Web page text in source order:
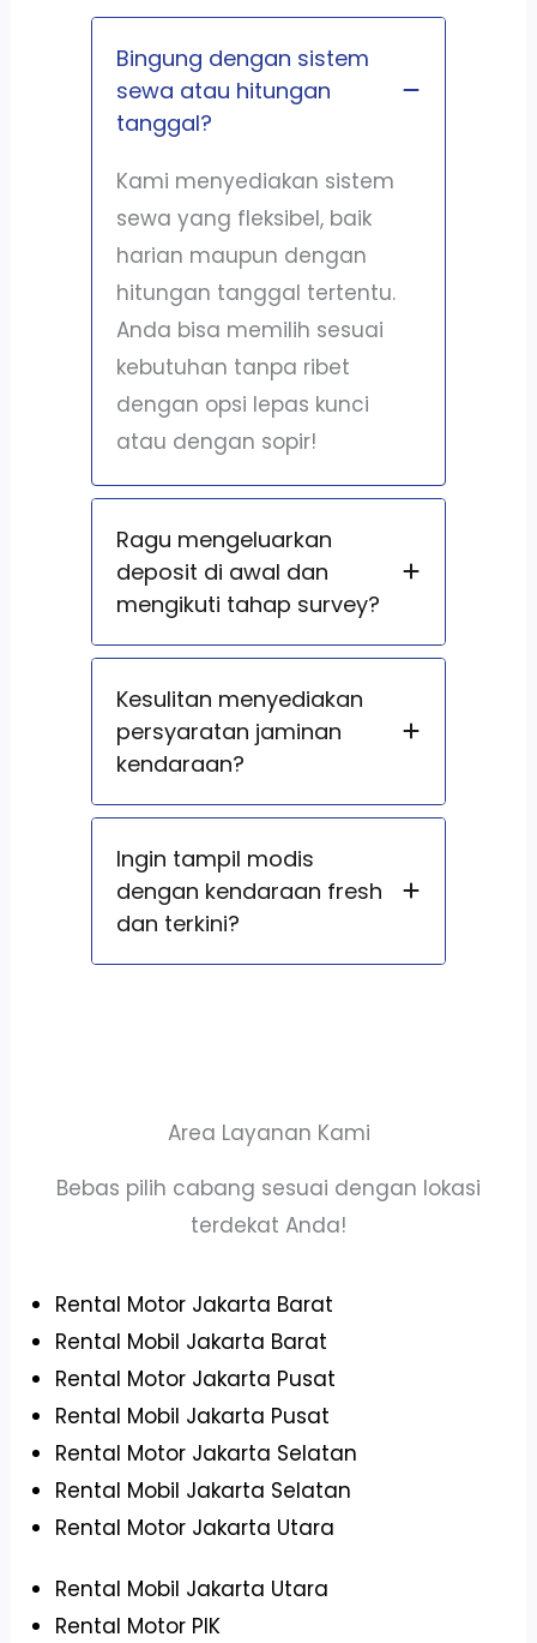
Bingung dengan sistem
sewa atau hitungan
tanggal?
Kami menyediakan sistem
sewa yang fleksibel, baik
harian maupun dengan
hitungan tanggal tertentu.
Anda bisa memilih sesuai
kebutuhan tanpa ribet
dengan opsi lepas kunci
atau dengan sopir!
Ragu mengeluarkan
deposit di awal dan
mengikuti tahap survey?
Kesulitan menyediakan
persyaratan jaminan
kendaraan?
Ingin tampil modis
dengan kendaraan fresh
dan terkini?
Area Layanan Kami
Bebas pilih cabang sesuai dengan lokasi
terdekat Anda!
Rental Motor Jakarta Barat
Rental Mobil Jakarta Barat
Rental Motor Jakarta Pusat
Rental Mobil Jakarta Pusat
Rental Motor Jakarta Selatan
Rental Mobil Jakarta Selatan
Rental Motor Jakarta Utara
Rental Mobil Jakarta Utara
Rental Motor PIK